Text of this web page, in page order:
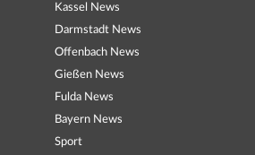
Kassel News
Darmstadt News
Offenbach News
Gießen News
Fulda News
Bayern News
Sport